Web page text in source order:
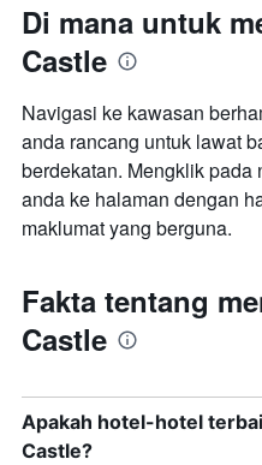
Di mana untuk
Castle
Navigasi ke kawasan
anda rancang untuk lawat
berdekatan. Mengklik pada
anda ke halaman dengan
maklumat yang berguna.
Fakta tentang
Castle
Apakah hotel-hotel
Castle?